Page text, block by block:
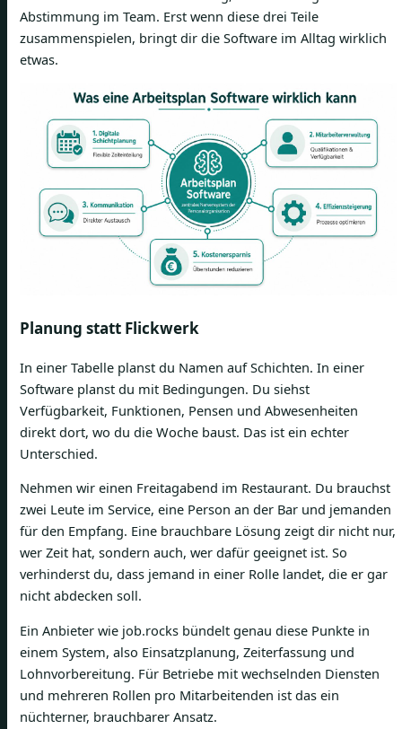
Abstimmung im Team. Erst wenn diese drei Teile
zusammenspielen, bringt dir die Software im Alltag wirklich
etwas.
Planung statt Flickwerk
In einer Tabelle planst du Namen auf Schichten. In einer
Software planst du mit Bedingungen. Du siehst
Verfügbarkeit, Funktionen, Pensen und Abwesenheiten
direkt dort, wo du die Woche baust. Das ist ein echter
Unterschied.
Nehmen wir einen Freitagabend im Restaurant. Du brauchst
zwei Leute im Service, eine Person an der Bar und jemanden
für den Empfang. Eine brauchbare Lösung zeigt dir nicht nur,
wer Zeit hat, sondern auch, wer dafür geeignet ist. So
verhinderst du, dass jemand in einer Rolle landet, die er gar
nicht abdecken soll.
Ein Anbieter wie job.rocks bündelt genau diese Punkte in
einem System, also Einsatzplanung, Zeiterfassung und
Lohnvorbereitung. Für Betriebe mit wechselnden Diensten
und mehreren Rollen pro Mitarbeitenden ist das ein
nüchterner, brauchbarer Ansatz.